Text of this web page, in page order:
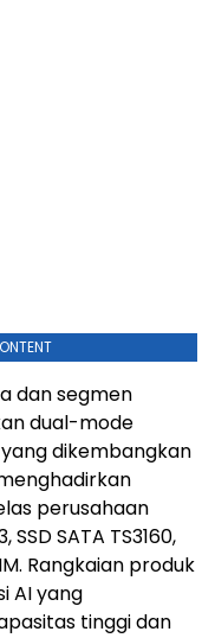
dan segmen
dual-mode
dikembangkan
perusahaan
SATA TS3160,
Rangkaian produk
AI yang
tinggi dan